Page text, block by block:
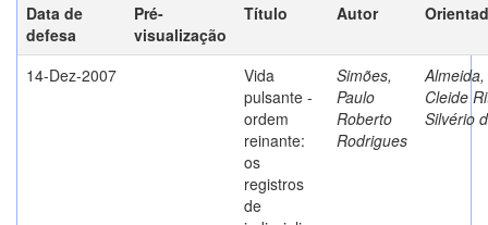
Data de
defesa
Pré-
visualização
Título Autor
14-Dez-2007
Vida
pulsante -
ordem
reinante:
os
registros
de
Simões,
Paulo
Roberto
Rodrigues
Almeida,
Cleide
Silvério